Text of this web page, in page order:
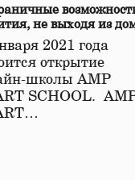
не выходя из
2021 года
открытие
школы АМР
SCHOOL.